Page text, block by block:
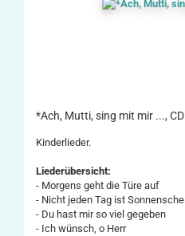
*Ach, Mutti, sing mit mir ..., CD
Kinderlieder.
Liederübersicht:
- Morgens geht die Türe auf
- Nicht jeden Tag ist
- Du hast mir so viel gegeben
- Ich wünsch, o Herr